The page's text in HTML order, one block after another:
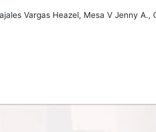
Vargas Heazel, Mesa V Jenny A.,